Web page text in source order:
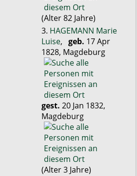
(Alter 82 Jahre)
3. HAGEMANN Marie
Luise, geb. 17 Apr
1828, Magdeburg
gest. 20 Jan 1832,
Magdeburg
(Alter 3 Jahre)